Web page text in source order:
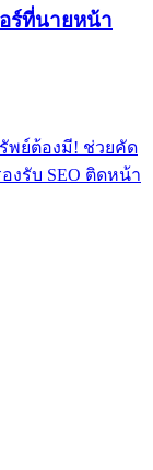
อร์ที่นายหน้า
พย์ต้องมี! ช่วยคัด
องรับ SEO ติดหน้า